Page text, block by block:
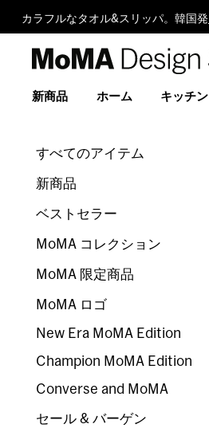
カラフルなタオル&スリッパ。韓国発
新商品 ホーム キッチン
すべてのアイテム
新商品
ベストセラー
MoMA コレクション
MoMA 限定商品
MoMA ロゴ
New Era MoMA Edition
Champion MoMA Edition
Converse and MoMA
セール & バーゲン